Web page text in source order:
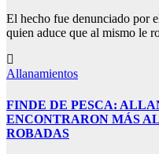
El hecho fue denunciado por
quien aduce que al mismo le
Allanamientos
FINDE DE PESCA:
ENCONTRARON MÁS
ROBADAS